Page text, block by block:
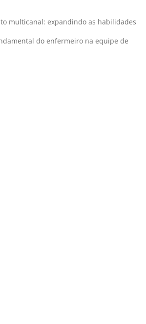
multicanal: expandindo as habilidades
do enfermeiro na equipe de